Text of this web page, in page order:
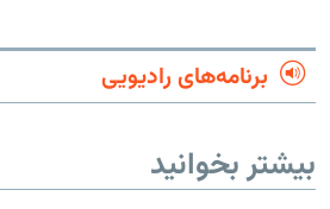
برنامه‌های رادیویی
بیشتر بخوانید